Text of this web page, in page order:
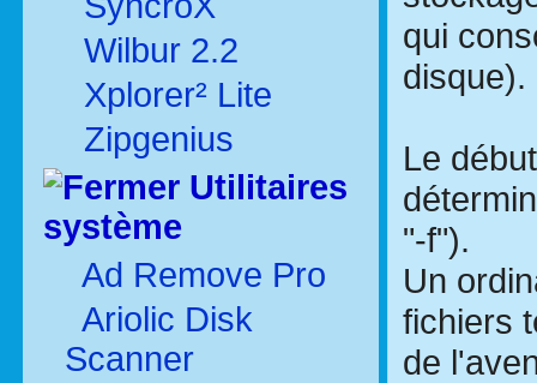
Wilbur 2.2
Xplorer² Lite
Zipgenius
Utilitaires
système
Ad Remove Pro
Ariolic Disk
Scanner
qui
disque).
Le
"-f").
Un
fichiers
de